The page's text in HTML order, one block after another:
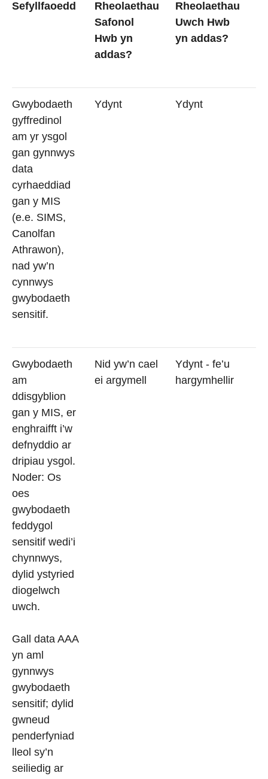
Sefyllfaoedd
Rheolaethau
Safonol
Hwb yn
addas?
Rheolaethau
Uwch Hwb
yn addas?
Gwybodaeth
gyffredinol
am yr ysgol
gan gynnwys
data
cyrhaeddiad
gan y MIS
(e.e. SIMS,
Canolfan
Athrawon),
nad yw’n
cynnwys
gwybodaeth
sensitif.
Ydynt Ydynt
Gwybodaeth
am
ddisgyblion
gan y MIS, er
enghraifft i’w
defnyddio ar
dripiau ysgol.
Noder: Os
oes
gwybodaeth
feddygol
sensitif wedi’i
chynnwys,
dylid ystyried
diogelwch
uwch.
Gall data AAA
yn aml
gynnwys
gwybodaeth
sensitif; dylid
gwneud
penderfyniad
lleol sy’n
seiliedig ar
Nid yw’n cael
ei argymell
Ydynt - fe’u
hargymhellir